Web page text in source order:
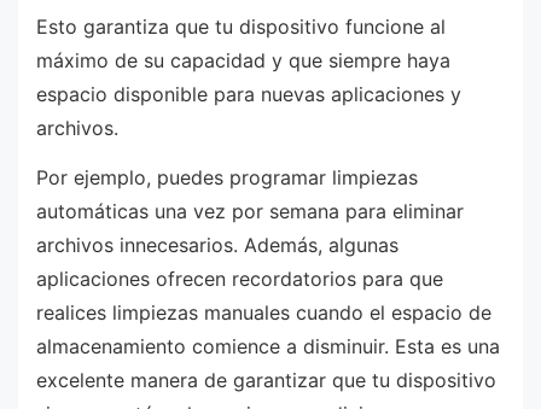
Esto garantiza que tu dispositivo funcione al
máximo de su capacidad y que siempre haya
espacio disponible para nuevas aplicaciones y
archivos.
Por ejemplo, puedes programar limpiezas
automáticas una vez por semana para eliminar
archivos innecesarios. Además, algunas
aplicaciones ofrecen recordatorios para que
realices limpiezas manuales cuando el espacio de
almacenamiento comience a disminuir. Esta es una
excelente manera de garantizar que tu dispositivo